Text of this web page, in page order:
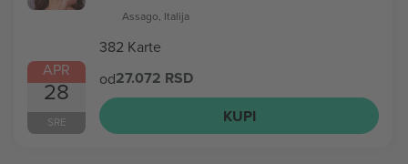
APR
28
SRE
Assago, Italija
382 Karte
od27.072 RSD
KUPI